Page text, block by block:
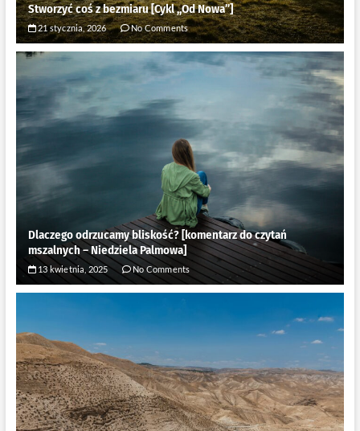
Stworzyć coś z bezmiaru [Cykl ,,Od Nowa”]
21 stycznia, 2026 No Comments
Dlaczego odrzucamy bliskość? [komentarz do czytań
mszalnych – Niedziela Palmowa]
13 kwietnia, 2025 No Comments